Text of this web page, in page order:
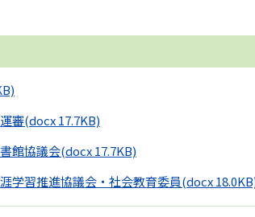
審(docx 17.7KB)
館協議会(docx 17.7KB)
学習推進協議会・社会教育委員(docx